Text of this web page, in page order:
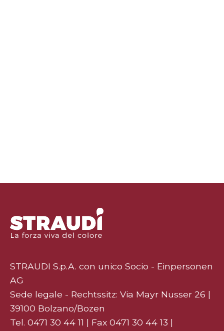
STRAUDI S.p.A. con unico Socio - Einpersonen
AG
Sede legale - Rechtssitz: Via Mayr Nusser 26 |
39100 Bolzano/Bozen
Tel. 0471 30 44 11 | Fax 0471 30 44 13 |